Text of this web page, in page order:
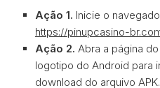
Ação 1. Inicie o
https://pinupcasino-
Ação 2. Abra a página
logotipo do Android para
download do arquivo